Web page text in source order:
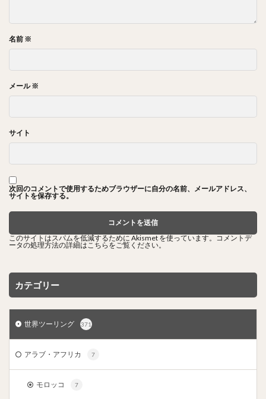
名前 ※
メール※
サイト
次回のコメントで使用するためブラウザーに自分の名前、メールアドレス、
サイトを保存する。
このサイトはスパムを低減するために Akismet を使っています。コメントデ
ータの処理方法の詳細はこちらをご覧ください。
カテゴリー
世界ツーリング 371
アラブ・アフリカ 7
モロッコ 7